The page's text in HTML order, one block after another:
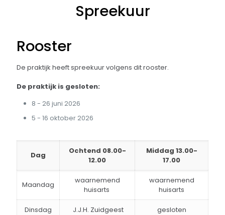
Spreekuur
Rooster
De praktijk heeft spreekuur volgens dit rooster.
De praktijk is gesloten:
8 - 26 juni 2026
5 - 16 oktober 2026
Dag
Ochtend 08.00-
12.00
Middag 13.00-
17.00
Maandag
waarnemend
huisarts
waarnemend
huisarts
Dinsdag J.J.H. Zuidgeest gesloten